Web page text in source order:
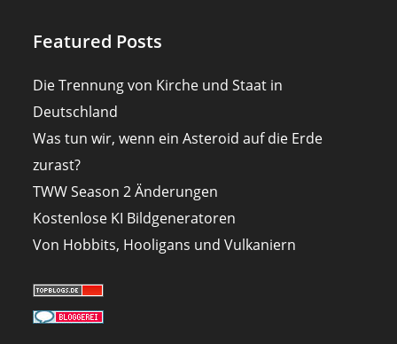
Featured Posts
Die Trennung von Kirche und Staat in
Deutschland
Was tun wir, wenn ein Asteroid auf die Erde
zurast?
TWW Season 2 Änderungen
Kostenlose KI Bildgeneratoren
Von Hobbits, Hooligans und Vulkaniern